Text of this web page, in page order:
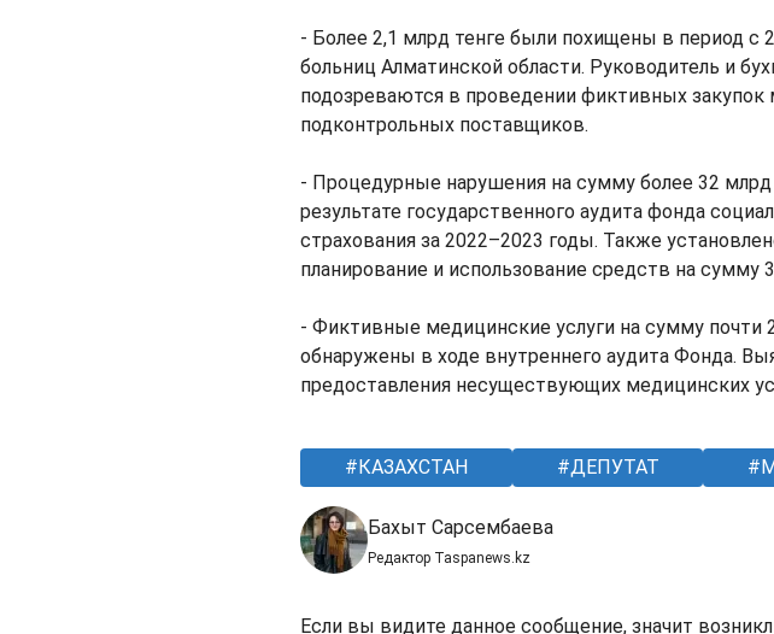
- Более 2,1 млрд тенге были похищены в период с
больниц Алматинской области. Руководитель и
подозреваются в проведении фиктивных закупок
подконтрольных поставщиков.
- Процедурные нарушения на сумму более 32
результате государственного аудита фонда
страхования за 2022–2023 годы. Также
планирование и использование средств на сумму
- Фиктивные медицинские услуги на сумму почти
обнаружены в ходе внутреннего аудита Фонда.
предоставления несуществующих медицинских
КАЗАХСТАН ДЕПУТАТ
Бахыт Сарсембаева
Редактор Taspanews.kz
Если вы видите данное сообщение, значит